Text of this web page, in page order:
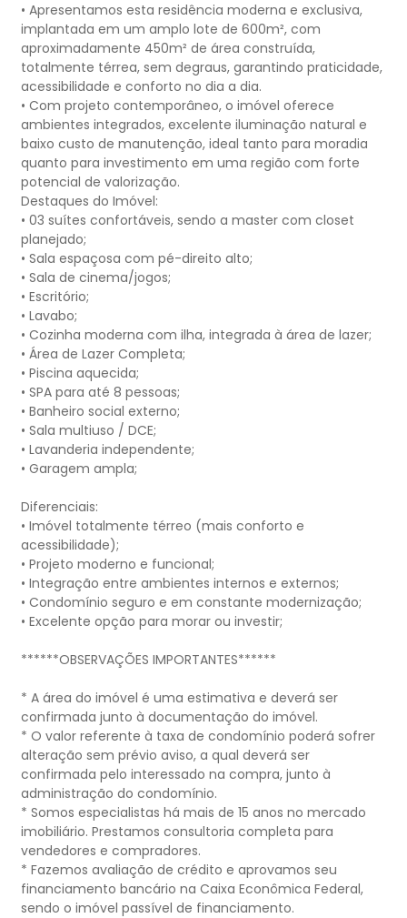
• Apresentamos esta residência moderna e exclusiva,
implantada em um amplo lote de 600m², com
aproximadamente 450m² de área construída,
totalmente térrea, sem degraus, garantindo praticidade,
acessibilidade e conforto no dia a dia.
• Com projeto contemporâneo, o imóvel oferece
ambientes integrados, excelente iluminação natural e
baixo custo de manutenção, ideal tanto para moradia
quanto para investimento em uma região com forte
potencial de valorização.
Destaques do Imóvel:
• 03 suítes confortáveis, sendo a master com closet
planejado;
• Sala espaçosa com pé-direito alto;
• Sala de cinema/jogos;
• Escritório;
• Lavabo;
• Cozinha moderna com ilha, integrada à área de lazer;
• Área de Lazer Completa;
• Piscina aquecida;
• SPA para até 8 pessoas;
• Banheiro social externo;
• Sala multiuso / DCE;
• Lavanderia independente;
• Garagem ampla;
Diferenciais:
• Imóvel totalmente térreo (mais conforto e
acessibilidade);
• Projeto moderno e funcional;
• Integração entre ambientes internos e externos;
• Condomínio seguro e em constante modernização;
• Excelente opção para morar ou investir;
******OBSERVAÇÕES IMPORTANTES******
* A área do imóvel é uma estimativa e deverá ser
confirmada junto à documentação do imóvel.
* O valor referente à taxa de condomínio poderá sofrer
alteração sem prévio aviso, a qual deverá ser
confirmada pelo interessado na compra, junto à
administração do condomínio.
* Somos especialistas há mais de 15 anos no mercado
imobiliário. Prestamos consultoria completa para
vendedores e compradores.
* Fazemos avaliação de crédito e aprovamos seu
financiamento bancário na Caixa Econômica Federal,
sendo o imóvel passível de financiamento.